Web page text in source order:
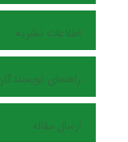
اطلاعات نشریه
راهنمای
ارسال مقاله